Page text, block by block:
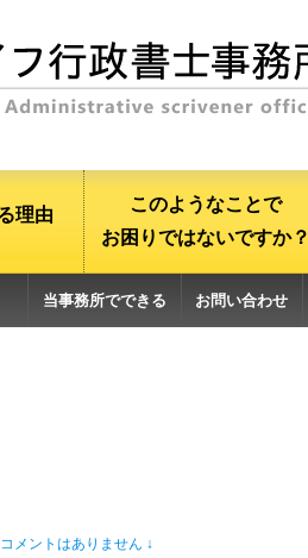
理由
このようなことで
お困りではないですか？
当事務所でできる お問い合わせ
コメントはありません ↓